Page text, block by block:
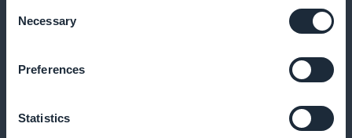
Selection
Necessary
Preferences
Statistics
abonnementer, øge konverteringer og synlighed for